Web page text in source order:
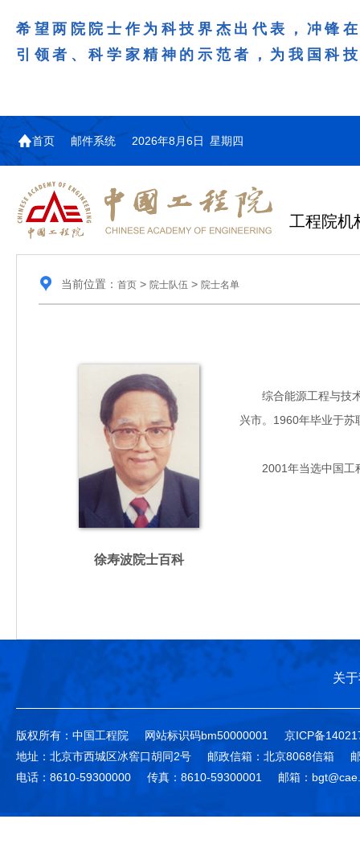
希望两院院士作为科技界杰出代表，冲锋
引领者、科学家精神的示范者，为我国科
首页 邮件系统 2026年8月6日 星期四
工程院机
当前位置： 首页> 院士队伍 > 院士名单
徐寿波院士百科
综合能源工程与技术
兴市。1960年毕业于苏
2001年当选中国工
关
版权所有：中国工程院 网站标识码bm50000001
京ICP备
地址：北京市西城区冰窖口胡同2号
邮政信箱：北京8068信箱
电话：8610-59300000
传真：8610-59300001 邮箱：